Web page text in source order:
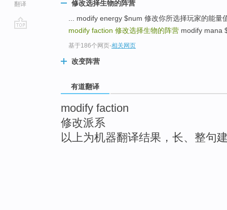
翻译
修改选择生物的阵营
... modify energy $num 修改你所选择玩家的能
modify faction 修改选择生物的阵营 modify mana
基于186个网页-相关网页
改变阵营
有道翻译
modify faction
修改派系
以上为机器翻译结果，长、整句